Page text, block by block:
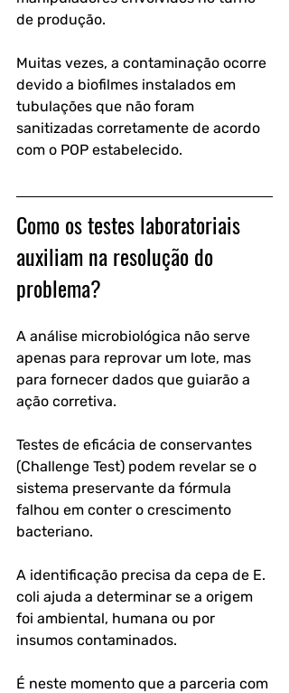
de produção.
Muitas vezes, a contaminação ocorre
devido a biofilmes instalados em
tubulações que não foram
sanitizadas corretamente de acordo
com o POP estabelecido.
Como os testes laboratoriais
auxiliam na resolução do
problema?
A análise microbiológica não serve
apenas para reprovar um lote, mas
para fornecer dados que guiarão a
ação corretiva.
Testes de eficácia de conservantes
(Challenge Test) podem revelar se o
sistema preservante da fórmula
falhou em conter o crescimento
bacteriano.
A identificação precisa da cepa de E.
coli ajuda a determinar se a origem
foi ambiental, humana ou por
insumos contaminados.
É neste momento que a parceria com